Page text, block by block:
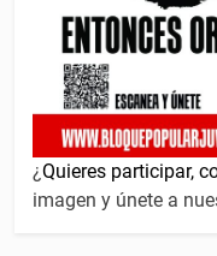
¿Quieres participar,
imagen y únete a